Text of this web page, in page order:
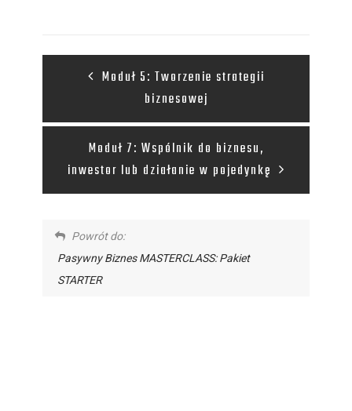
Moduł 5: Tworzenie strategii
biznesowej
Moduł 7: Wspólnik do biznesu,
inwestor lub działanie w pojedynkę
Powrót do:
Pasywny Biznes MASTERCLASS: Pakiet
STARTER